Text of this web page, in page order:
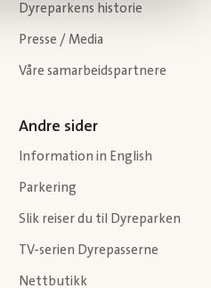
Dyreparkens historie
Presse / Media
Våre samarbeidspartnere
Andre sider
Information in English
Parkering
Slik reiser du til Dyreparken
TV-serien Dyrepasserne
Nettbutikk